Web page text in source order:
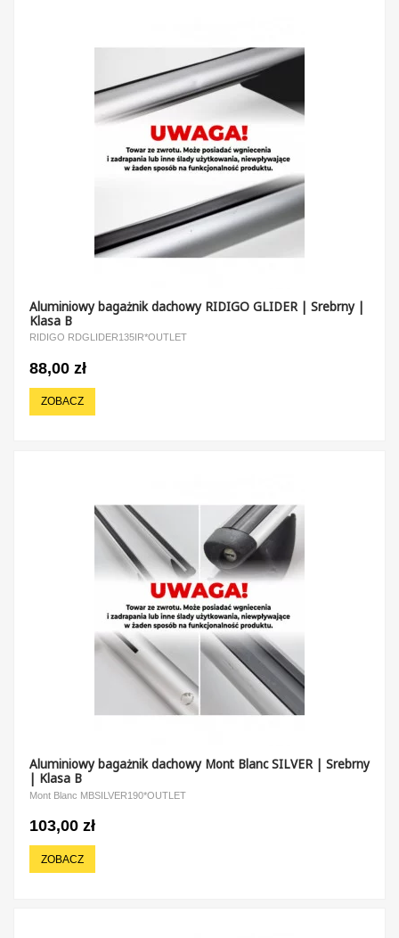
Aluminiowy bagażnik dachowy RIDIGO GLIDER | Srebrny |
Klasa B
RIDIGO RDGLIDER135IR*OUTLET
88,00 zł
ZOBACZ
Aluminiowy bagażnik dachowy Mont Blanc SILVER | Srebrny
| Klasa B
Mont Blanc MBSILVER190*OUTLET
103,00 zł
ZOBACZ